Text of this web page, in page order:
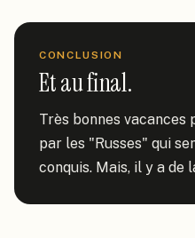
CONCLUSION
Et au final.
Très bonnes vacances
par les "Russes" qui
conquis. Mais, il y a de